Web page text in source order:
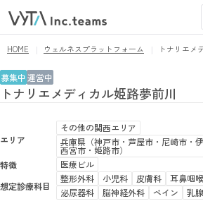
HOME ウェルネスプラットフォーム トナリエメ
募集中 運営中
トナリエメディカル姫路夢前川
エリア
その​他の​関西エリア
兵庫県​（神戸市・芦屋市・尼崎市・
西宮市・姫路市）
特徴
医療ビル
想定診療科目
整形外科 小児科 皮膚科 耳鼻咽
泌尿器科
脳神経外科 ペイン 乳